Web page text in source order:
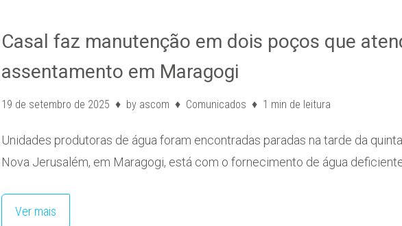
Casal faz manutenção em dois poços que
assentamento em Maragogi
19 de setembro de 2025 by ascom Comunicados 1 min de leitura
Unidades produtoras de água foram encontradas paradas na tarde da
Nova Jerusalém, em Maragogi, está com o fornecimento de água
Ver mais